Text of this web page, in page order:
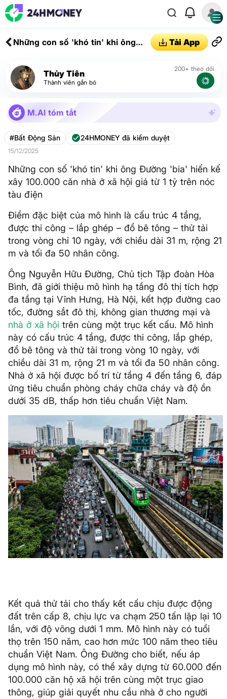
Những con số 'khó tin' khi ông
căn nhà ở xã hội giá từ 1 tỷ trên
nóc tàu điện
Tải App
Thủy Tiên
Thành viên gắn bó
200+ theo dõi
M.AI tóm tắt
#Bất Động Sản 24HMONEY đã kiểm duyệt
15/12/2025
Những con số 'khó tin' khi ông Đường 'bia' hiến kế
xây 100.000 căn nhà ở xã hội giá từ 1 tỷ trên nóc
tàu điện
Điểm đặc biệt của mô hình là cấu trúc 4 tầng,
được thi công – lắp ghép – đổ bê tông – thử tải
trong vòng chỉ 10 ngày, với chiều dài 31 m, rộng 21
m và tối đa 50 nhân công.
Ông Nguyễn Hữu Đường, Chủ tịch Tập đoàn Hòa
Bình, đã giới thiệu mô hình hạ tầng đô thị tích hợp
đa tầng tại Vĩnh Hưng, Hà Nội, kết hợp đường cao
tốc, đường sắt đô thị, không gian thương mại và
nhà ở xã hội trên cùng một trục kết cấu. Mô hình
này có cấu trúc 4 tầng, được thi công, lắp ghép,
đổ bê tông và thử tải trong vòng 10 ngày, với
chiều dài 31 m, rộng 21 m và tối đa 50 nhân công.
Nhà ở xã hội được bố trí từ tầng 4 đến tầng 6, đáp
ứng tiêu chuẩn phòng cháy chữa cháy và độ ồn
dưới 35 dB, thấp hơn tiêu chuẩn Việt Nam.
Kết quả thử tải cho thấy kết cấu chịu được động
đất trên cấp 8, chịu lực va chạm 250 tấn lặp lại 10
lần, với độ võng dưới 1 mm. Mô hình này có tuổi
thọ trên 150 năm, cao hơn mức 100 năm theo tiêu
chuẩn Việt Nam. Ông Đường cho biết, nếu áp
dụng mô hình này, có thể xây dựng từ 60.000 đến
100.000 căn hộ xã hội trên cùng một trục giao
thông, giúp giải quyết nhu cầu nhà ở cho người